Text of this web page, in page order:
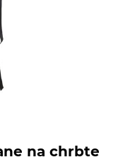
na chrbte